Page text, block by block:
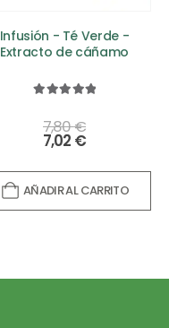
Infusión - Té Verde -
Extracto de cáñamo
7,80€
7,02 €
AÑADIR AL CARRITO